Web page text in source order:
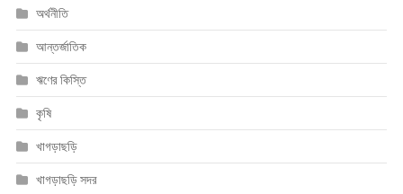
অর্থনীতি
আন্তর্জাতিক
ঋণের কিস্তি
কৃষি
খাগড়াছড়ি
খাগড়াছড়ি সদর